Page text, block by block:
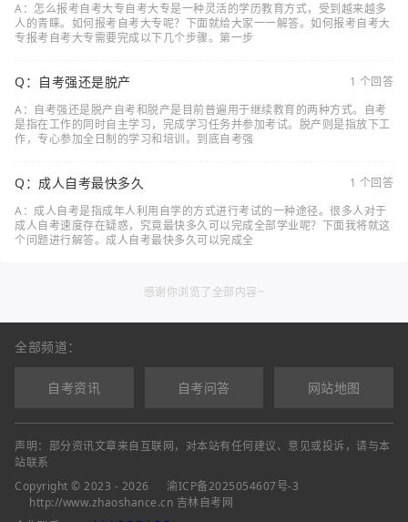
A：怎么报考自考大专自考大专是一种灵活的学历教育方式，受到越来越多
人的青睐。如何报考自考大专呢？下面就给大家一一解答。如何报考自考大
专报考自考大专需要完成以下几个步骤。第一步
Q：自考强还是脱产
1 个回答
A：自考强还是脱产自考和脱产是目前普遍用于继续教育的两种方式。自考
是指在工作的同时自主学习，完成学习任务并参加考试。脱产则是指放下工
作，专心参加全日制的学习和培训。到底自考强
Q：成人自考最快多久
1 个回答
A：成人自考是指成年人利用自学的方式进行考试的一种途径。很多人对于
成人自考速度存在疑惑，究竟最快多久可以完成全部学业呢？下面我将就这
个问题进行解答。成人自考最快多久可以完成全
感谢你浏览了全部内容~
全部频道：
自考资讯 自考问答 网站地图
声明：部分资讯文章来自互联网，对本站有任何建议、意见或投诉，请与本
站联系
Copyright © 2023 - 2026
渝ICP备2025054607号-3
http://www.zhaoshance.cn 吉林自考网